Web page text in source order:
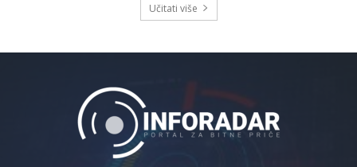
Učitati više